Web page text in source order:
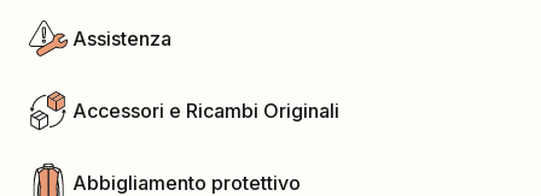
Assistenza
Accessori e Ricambi Originali
Abbigliamento protettivo